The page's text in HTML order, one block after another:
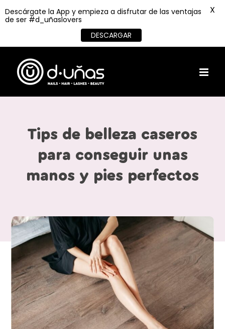
content
Tips de belleza caseros
para conseguir unas
manos y pies perfectos
Descárgate la App y empieza a disfrutar de las ventajas
de ser #d_uñaslovers
DESCARGAR
X